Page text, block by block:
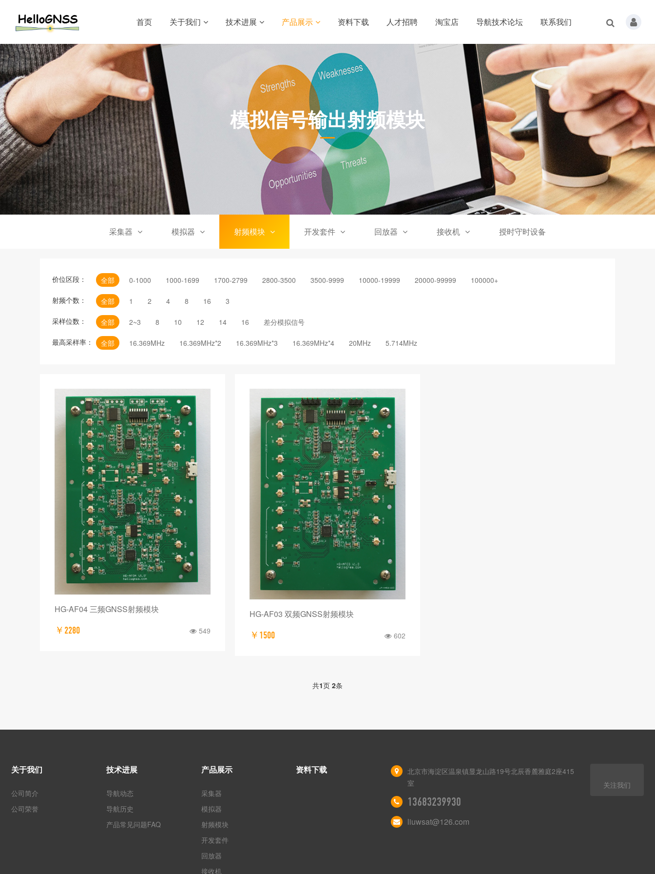
首页 关于我们 技术进展 产品展示 资料下载 人才招聘 淘宝店 导航技术论坛 联系我们
模拟信号输出射频模块
采集器 模拟器 射频模块 开发套件 回放器 接收机 授时守时设备
价位区段： 全部 0-1000 1000-1699 1700-2799 2800-3500 3500-9999 10000-19999 20000-99999 100000+
射频个数： 全部 1 2 4 8 16 3
采样位数： 全部 2~3 8 10 12 14 16 差分模拟信号
最高采样率： 全部 16.369MHz 16.369MHz*2 16.369MHz*3 16.369MHz*4 20MHz 5.714MHz
HG-AF04 三频GNSS射频模块
￥2280 549
HG-AF03 双频GNSS射频模块
￥1500 602
共1页 2条
关于我们
公司简介
公司荣誉
技术进展
导航动态
导航历史
产品常见问题FAQ
产品展示
采集器
模拟器
射频模块
开发套件
回放器
接收机
资料下载
北京市海淀区温泉镇显龙山路19号北辰香麓雅庭2座415
室
13683239930
liuwsat@126.com
关注我们